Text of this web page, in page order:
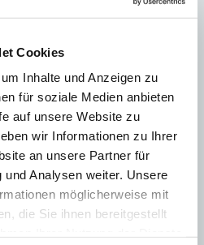
Cookies
Inhalte und Anzeigen zu
für soziale Medien anbieten
auf unsere Website zu
wir Informationen zu Ihrer
an unsere Partner für
Analysen weiter. Unsere
möglicherweise mit
die Sie ihnen bereitgestellt
auf Mallorca!
0034971163400